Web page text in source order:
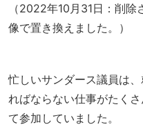
（2022年10月31日：削
像で置き換えました。）
忙しいサンダース議員は
ればならない仕事がたく
て参加していました。